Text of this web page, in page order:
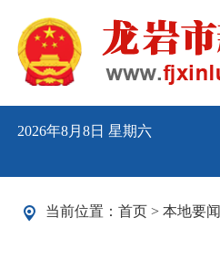
2026年8月8日 星期六
当前位置： 首页 > 本地要闻